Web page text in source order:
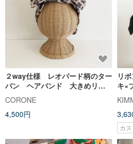
２way仕様 レオパード柄のター
バン ヘアバンド 大きめリボ
ンがポイント ふんわり軽い
軽量タイプ 頭が痛くなりにく
い アニマル柄
CORONE
4,500円
リ
キ×
カ